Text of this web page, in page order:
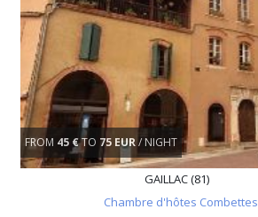
FROM 45 €TO 75 EUR/ NIGHT
GAILLAC (81)
Chambre d'hôtes Combettes